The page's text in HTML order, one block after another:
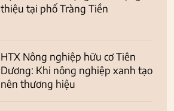
thiệu tại phố Tràng Tiền
HTX Nông nghiệp hữu cơ Tiên
Dương: Khi nông nghiệp xanh tạo
nên thương hiệu